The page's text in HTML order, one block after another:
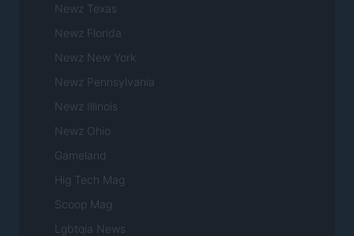
Newz Texas
Newz Florida
Newz New York
Newz Pennsylvania
Newz Illinois
Newz Ohio
Gameland
Hig Tech Mag
Scoop Mag
Lgbtqia News